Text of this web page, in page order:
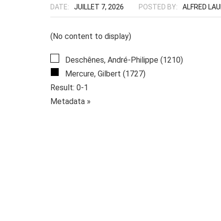
DATE: JUILLET 7, 2026 POSTED BY: ALFRED
(No content to display)
Deschênes, André-Philippe (1210)
Mercure, Gilbert (1727)
Result: 0-1
Metadata »